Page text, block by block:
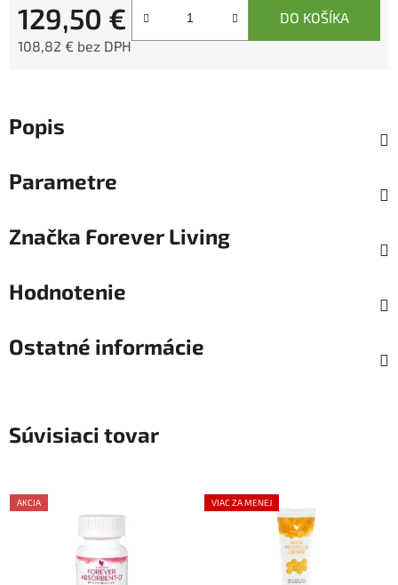
129,50 €
108,82 € bez DPH
DO KOŠÍKA
Popis
Parametre
Značka Forever Living
Hodnotenie
Ostatné informácie
Súvisiaci tovar
AKCIA VIAC ZA MENEJ